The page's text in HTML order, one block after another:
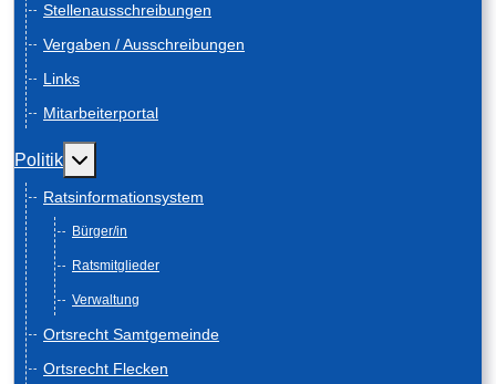
Stellenausschreibungen
Vergaben / Ausschreibungen
Links
Mitarbeiterportal
Politik Weitere Informationen: Politik
Ratsinformationsystem
Bürger/in
Ratsmitglieder
Verwaltung
Ortsrecht Samtgemeinde
Ortsrecht Flecken